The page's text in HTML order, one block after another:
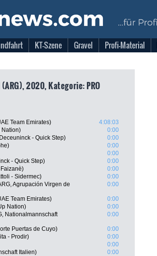
KT-Szene Gravel Profi-Material
2020, Kategorie: PRO
Team Emirates)
4:08:03
Nation)
0:00
- Quick Step)
0:00
0:00
0:00
- Quick Step)
0:00
0:00
- Sidermec)
0:00
Agrupación Virgen de
0:00
Team Emirates)
0:00
Nation)
0:00
Nationalmannschaft
0:00
Puertas de Cuyo)
0:00
- Prodir)
0:00
0:00
Italien)
0:00